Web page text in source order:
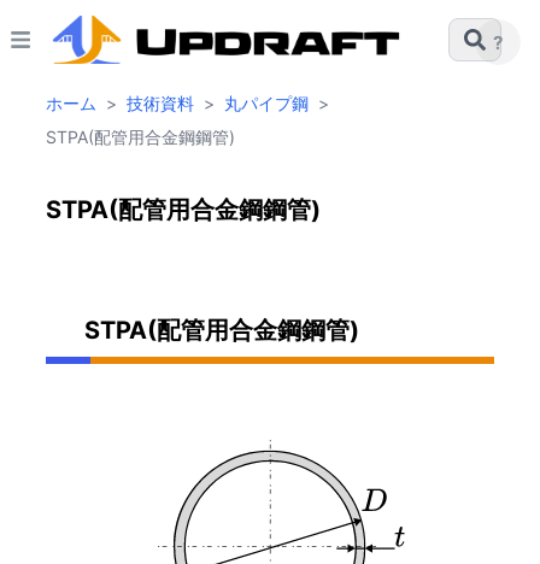
?
ホーム > 技術資料 > 丸パイプ鋼 >
STPA(配管用合金鋼鋼管)
STPA(配管用合金鋼鋼管)
STPA(配管用合金鋼鋼管)